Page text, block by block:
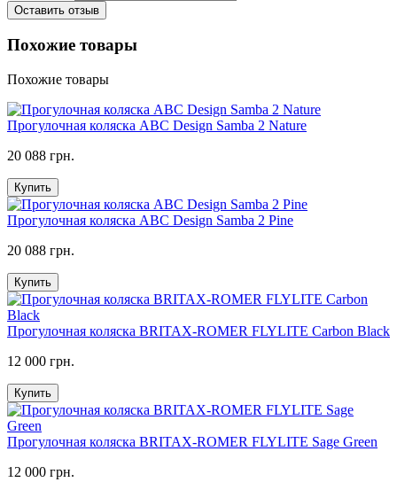
Оставить отзыв
Похожие товары
Похожие товары
Прогулочная коляска ABC Design Samba 2 Nature
20 088 грн.
Купить
Прогулочная коляска ABC Design Samba 2 Pine
20 088 грн.
Купить
Прогулочная коляска BRITAX-ROMER FLYLITE Carbon Black
12 000 грн.
Купить
Прогулочная коляска BRITAX-ROMER FLYLITE Sage Green
12 000 грн.